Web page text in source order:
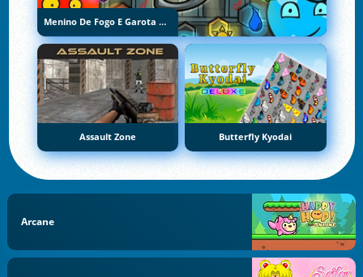
Menino De Fogo E Garota De Água 5: Elementos
Assault Zone Butterfly Kyodai
Arcane